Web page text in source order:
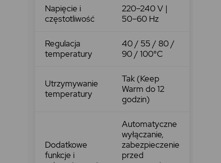
Napięcie i
częstotliwość
220–240 V |
50–60 Hz
Regulacja
temperatury
40 / 55 / 80 /
90 / 100°C
Utrzymywanie
temperatury
Tak (Keep
Warm do 12
godzin)
Dodatkowe
funkcje i
Automatyczne
wyłączanie,
zabezpieczenie
przed